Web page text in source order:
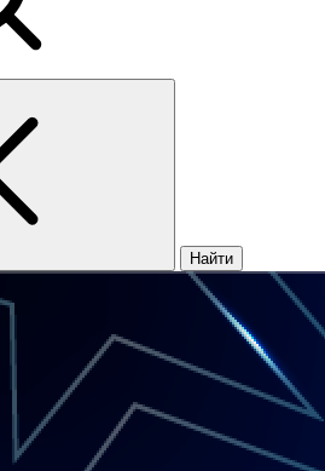
Найти